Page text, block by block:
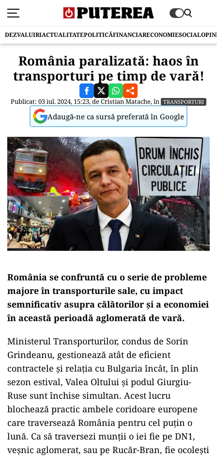
DEZVALUIRIACTUALITATEPOLITICĂFINANCIARECONOMIESOCIAL
România paralizată: haos în
transporturi pe timp de vară!
Publicat: 03 iul. 2024, 15:23, deCristian Matache, în TRANSPORTURI
Adaugă-ne ca sursă preferată în Google
România se confruntă cu o serie de probleme
majore în transporturile sale, cu impact
semnificativ asupra călătorilor și a economiei
în această perioadă aglomerată de vară.
Ministerul Transporturilor, condus de Sorin
Grindeanu, gestionează atât de eficient
contractele și relația cu Bulgaria încât, în plin
sezon estival, Valea Oltului și podul Giurgiu-
Ruse sunt închise simultan. Acest lucru
blochează practic ambele coridoare europene
care traversează România pentru cel puțin o
lună. Ca să traversezi munții o iei fie pe DN1,
veșnic aglomerat, sau pe Rucăr-Bran, fie ocolești